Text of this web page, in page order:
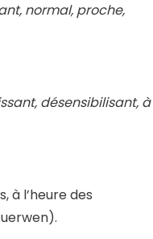
normal, proche,
désensibilisant, à
à l’heure des